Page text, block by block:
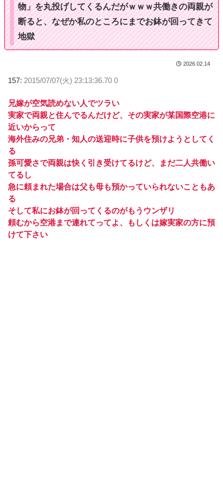
物」を丸投げしてくるんだがｗｗｗ共働きの両親が
断ると、なぜか私のところにまでお鉢が回ってきて
地獄
2026.02.14
157: 2015/07/07(火) 23:13:36.70 0
兄嫁が空気読めない人でツラい
実家で両親と住んでるんだけど、その実家が某国際空港に
近いからって
海外住みの兄弟・知人の送迎時に子供を預けようとしてく
る
孫可愛さで両親は快く引き受けてるけど、まだ二人共働い
てるし
急に頼まれた場合は父も母も預かっていられないこともあ
る
そして私にお鉢が回ってくるのがもうウンザリ
頼むから空港まで連れてってよ、もしくは嫁実家の方に預
けて下さい